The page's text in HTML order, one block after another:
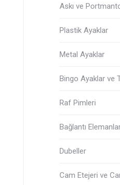
Askı ve
Plastik Ayaklar
Metal Ayaklar
Bingo Ayaklar ve
Raf Pimleri
Bağlantı
Dubeller
Cam Etejeri ve